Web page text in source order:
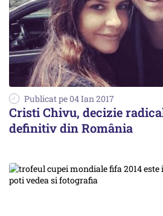
Publicat pe 04 Ian 2017
Cristi Chivu, decizie
definitiv din România